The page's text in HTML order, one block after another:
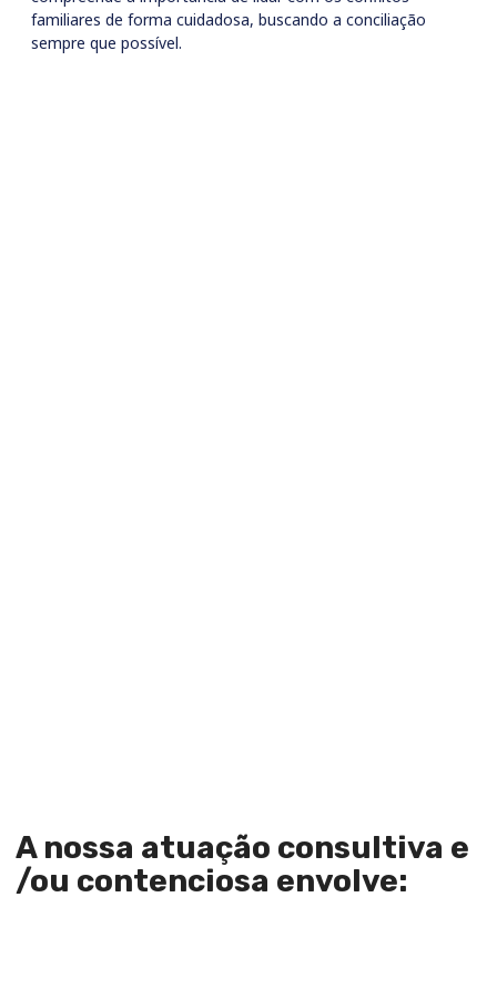
familiares de forma cuidadosa, buscando a conciliação
sempre que possível.
A nossa atuação consultiva e
/ou contenciosa envolve: